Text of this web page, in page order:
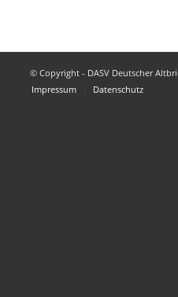
© Copyright - DASV Deutscher
Impressum
Datenschutz